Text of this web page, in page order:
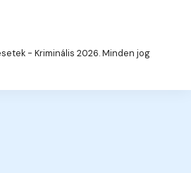
- Kriminális 2026. Minden jog